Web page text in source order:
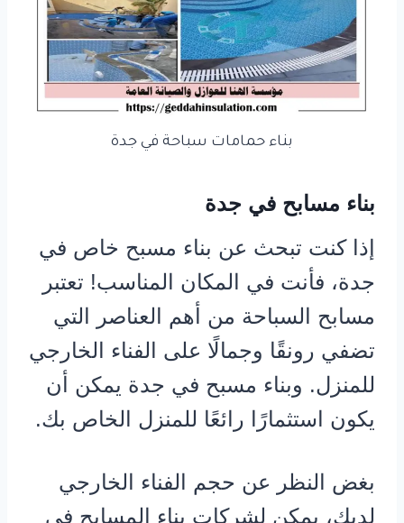
بناء حمامات سباحة في جدة
بناء مسابح في جدة
إذا كنت تبحث عن بناء مسبح خاص في
جدة، فأنت في المكان المناسب! تعتبر
مسابح السباحة من أهم العناصر التي
تضفي رونقًا وجمالًا على الفناء الخارجي
للمنزل. وبناء مسبح في جدة يمكن أن
يكون استثمارًا رائعًا للمنزل الخاص بك.
بغض النظر عن حجم الفناء الخارجي
لديك، يمكن لشركات بناء المسابح في